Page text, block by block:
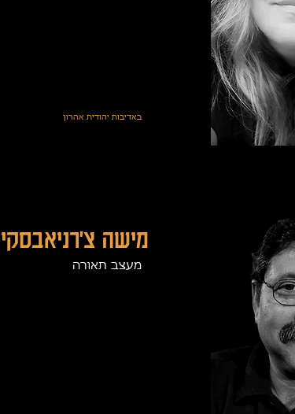
באדיבות יהודית אהרון
מישה צ'רניאבסקי
מעצב תאורה